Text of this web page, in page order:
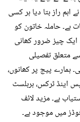
راز بتا دیا ہر کسی
ہے۔ حاملہ خاتون کو
چیز ضرور کھانی
متعلق تفصیلی
ہمارے پیج پر کھانوں،
اینڈ ٹرکس، ہربلسٹ
ہے۔ مزید لائف
میں موجود ہے۔